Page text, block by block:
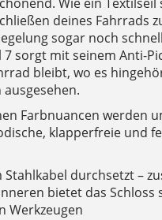
deines Fahrrads
sogar noch
7 sorgt mit seinem Anti-
bleibt, wo es
Farbnuancen werden
klapperfreie und
durchsetzt –
bietet das Schloss
Werkzeugen